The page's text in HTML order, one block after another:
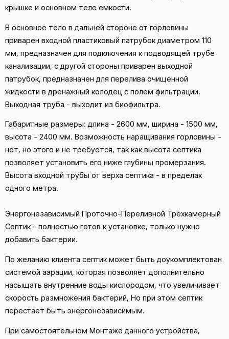
крышке и основном теле ёмкости.
В основное тело в дальней стороне от горловины
приварен входной пластиковый патрубок диаметром 110
мм, предназначен для подключения к подводящей трубе
канализации, с другой стороны приварен выходной
патрубок, предназначен для перелива очищенной
жидкости в дренажный колодец с полем фильтрации.
Выходная труба - выходит из биофильтра.
Габаритные размеры: длина - 2600 мм, ширина - 1500 мм,
высота - 2400 мм. Возможность наращивания горловины -
нет, но этого и не требуется, так как высота септика
позволяет установить его ниже глубины промерзания.
Высота входной трубы от верха септика - в пределах
одного метра.
Энергонезависимый Проточно-Переливной Трёхкамерный
Септик - полностью готов к установке, только нужно
добавить бактерии.
По желанию клиента септик может быть доукомплектован
системой аэрации, которая позволяет дополнительно
насыщать внутренние воды кислородом, что увеличивает
скорость размножения бактерий, Но при этом септик
перестает быть энергонезависимым.
При самостоятельном Монтаже данного устройства,